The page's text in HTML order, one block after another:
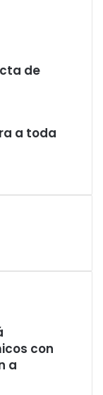
de
a toda
con
a